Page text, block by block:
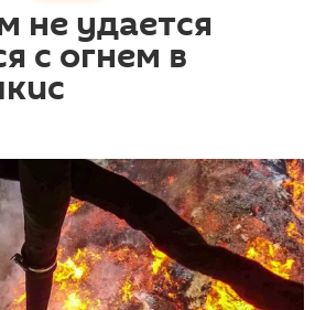
удается
с огнем в